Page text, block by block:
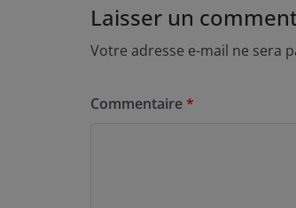
Laisser un
Votre adresse e-mail ne sera
Commentaire*